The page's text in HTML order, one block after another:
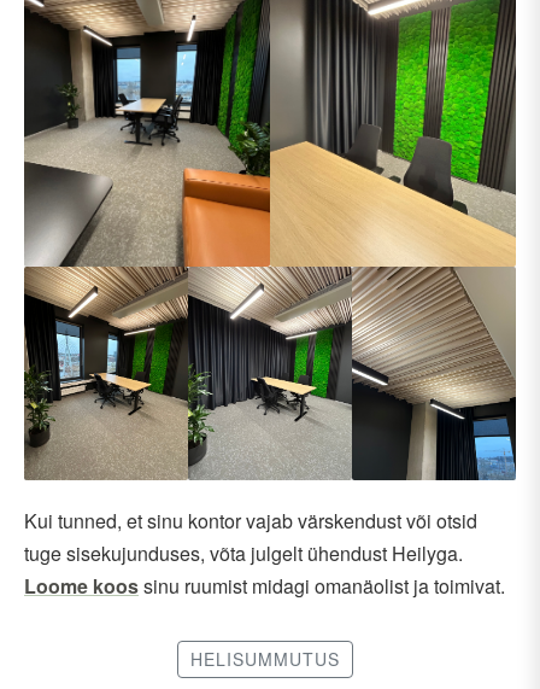
Kui tunned, et sinu kontor vajab värskendust või otsid
tuge sisekujunduses, võta julgelt ühendust Heilyga.
Loome koossinu ruumist midagi omanäolist ja toimivat.
HELISUMMUTUS